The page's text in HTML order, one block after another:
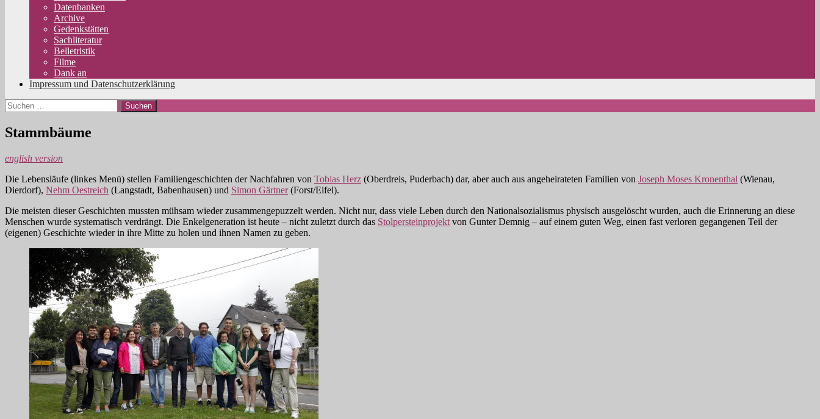
Datenbanken
Archive
Gedenkstätten
Sachliteratur
Belletristik
Filme
Dank an
Impressum und Datenschutzerklärung
Suchen
nach:
Stammbäume
english version
Die Lebensläufe (linkes Menü) stellen Familiengeschichten der Nachfahren von Tobias Herz (Oberdreis, Puderbach) dar, aber auch aus angeheirateten Familien von Joseph Moses Kronenthal (Wienau,
Dierdorf), Nehm Oestreich (Langstadt, Babenhausen) und Simon Gärtner(Forst/Eifel).
Die meisten dieser Geschichten mussten mühsam wieder zusammengepuzzelt werden. Nicht nur, dass viele Leben durch den Nationalsozialismus physisch ausgelöscht wurden, auch die Erinnerung an diese
Menschen wurde systematisch verdrängt. Die Enkelgeneration ist heute – nicht zuletzt durch das Stolpersteinprojekt von Gunter Demnig – auf einem guten Weg, einen fast verloren gegangenen Teil der
(eigenen) Geschichte wieder in ihre Mitte zu holen und ihnen Namen zu geben.